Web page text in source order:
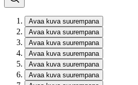
Avaa kuva suurempana
Avaa kuva suurempana
Avaa kuva suurempana
Avaa kuva suurempana
Avaa kuva suurempana
Avaa kuva suurempana